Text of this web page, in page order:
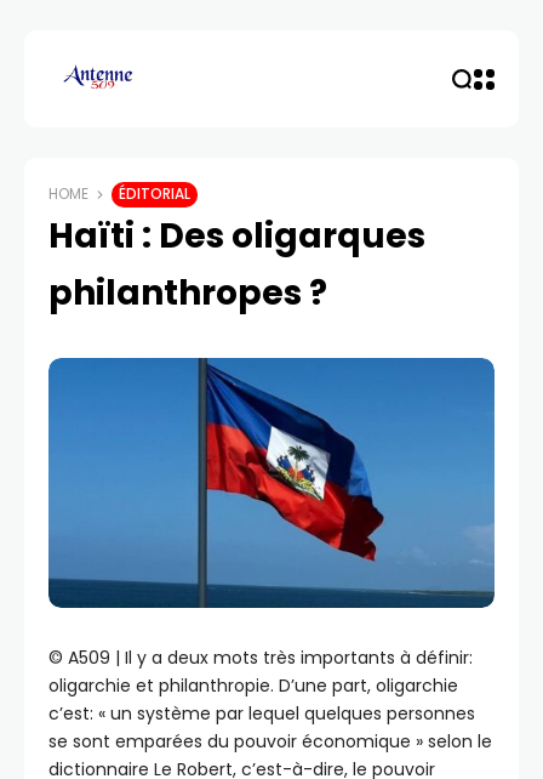
HOME ÉDITORIAL
Haïti : Des oligarques
philanthropes ?
©️ A509 | Il y a deux mots très importants à définir:
oligarchie et philanthropie. D’une part, oligarchie
c’est: « un système par lequel quelques personnes
se sont emparées du pouvoir économique » selon le
dictionnaire Le Robert, c’est-à-dire, le pouvoir